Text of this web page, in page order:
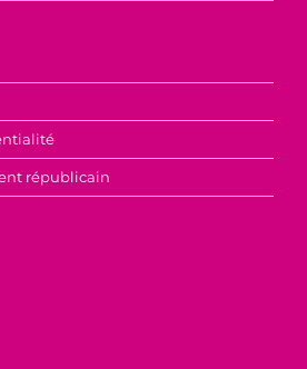
républicain